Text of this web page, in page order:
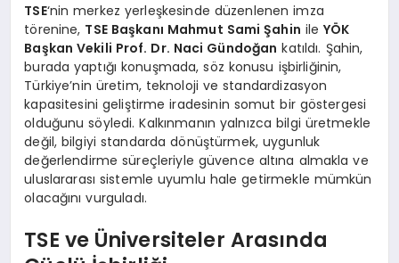
TSE‘nin merkez yerleşkesinde düzenlenen imza
törenine, TSE Başkanı Mahmut Sami Şahin ileYÖK
Başkan Vekili Prof. Dr. Naci Gündoğan katıldı. Şahin,
burada yaptığı konuşmada, söz konusu işbirliğinin,
Türkiye’nin üretim, teknoloji ve standardizasyon
kapasitesini geliştirme iradesinin somut bir göstergesi
olduğunu söyledi. Kalkınmanın yalnızca bilgi üretmekle
değil, bilgiyi standarda dönüştürmek, uygunluk
değerlendirme süreçleriyle güvence altına almakla ve
uluslararası sistemle uyumlu hale getirmekle mümkün
olacağını vurguladı.
TSE ve Üniversiteler Arasında